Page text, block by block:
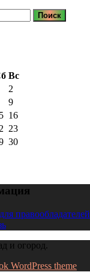
Вс
2
9
16
23
30
правообладателей
и огород.
WordPress theme